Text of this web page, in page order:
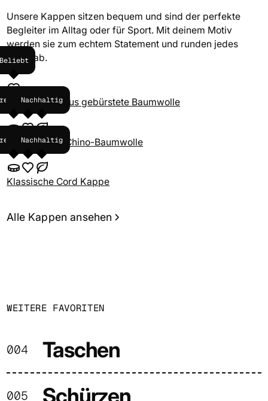
Unsere Kappen sitzen bequem und sind der perfekte
Begleiter im Alltag oder für Sport. Mit deinem Motiv
werden sie zum echtem Statement und runden jedes
Outfit ab.
Vintage Cap aus gebürstete Baumwolle
Dad Cap aus Chino-Baumwolle
Beliebt
Nachhaltig
Klassische Cord Kappe
Beliebt
Nachhaltig
Alle Kappen ansehen
WEITERE FAVORITEN
004 Taschen
005 Schürzen